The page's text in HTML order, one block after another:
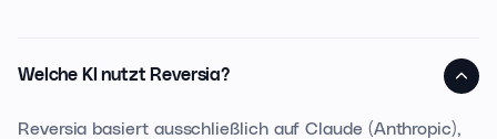
Welche KI nutzt Reversia?
Reversia basiert ausschließlich auf Claude (Anthropic),